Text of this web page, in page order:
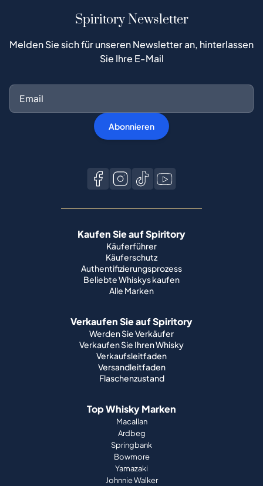
Spiritory Newsletter
Melden Sie sich für unseren Newsletter an, hinterlassen
Sie Ihre E-Mail
Abonnieren
Kaufen Sie auf Spiritory
Käuferführer
Käuferschutz
Authentifizierungsprozess
Beliebte Whiskys kaufen
Alle Marken
Verkaufen Sie auf Spiritory
Werden Sie Verkäufer
Verkaufen Sie Ihren Whisky
Verkaufsleitfaden
Versandleitfaden
Flaschenzustand
Top Whisky Marken
Macallan
Ardbeg
Springbank
Bowmore
Yamazaki
Johnnie Walker